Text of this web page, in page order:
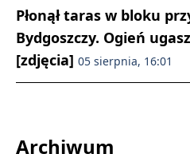
Płonął taras w bloku
Bydgoszczy. Ogień
[zdjęcia] 05 sierpnia, 16:01
Archiwum